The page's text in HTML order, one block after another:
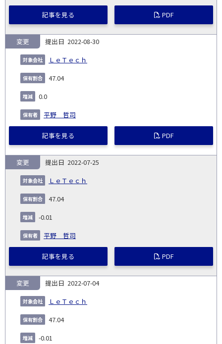
記事を見る PDF
2022-08-30
ＬｅＴｅｃｈ
変更
47.04
0.0
平野 哲司
記事を見る PDF
2022-07-25
ＬｅＴｅｃｈ
変更
47.04
-0.01
平野 哲司
記事を見る PDF
2022-07-04
ＬｅＴｅｃｈ
変更
47.04
-0.01